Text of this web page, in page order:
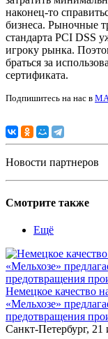
наконец-то
бизнеса. Рыночные
стандарта PCI DSS
игроку рынка.
браться за
сертификата.
Подпишитесь на нас в
Новости партнеров
Смотрите также
Ещё
Немецкое качество
«Мельхозе»
предотвращения
Санкт-Петербург,